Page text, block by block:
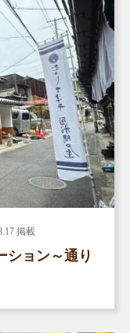
掲載
ション～通り